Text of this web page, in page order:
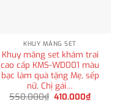
KHUY MĂNG SET
Khuy măng set khảm trai
cao cấp KMS-WD001 màu
bạc làm quà tặng Mẹ, sếp
nữ, Chị gái…
550.000₫ Giá
410.000₫Giá
hiện